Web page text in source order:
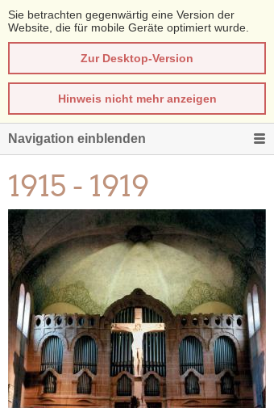
Sie betrachten gegenwärtig eine Version der
Website, die für mobile Geräte optimiert wurde.
Zur Desktop-Version
Hinweis nicht mehr anzeigen
Navigation einblenden
1915 - 1919